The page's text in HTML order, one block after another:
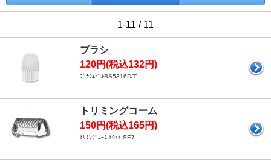
1-11 / 11
ブラシ
120円(税込132円)
ﾌﾞﾗｼｴﾋﾟﾙBS5316D/T
トリミングコーム
150円(税込165円)
ﾄﾘﾐﾝｸﾞｺｰﾑ ﾄｳﾒｲ SE7